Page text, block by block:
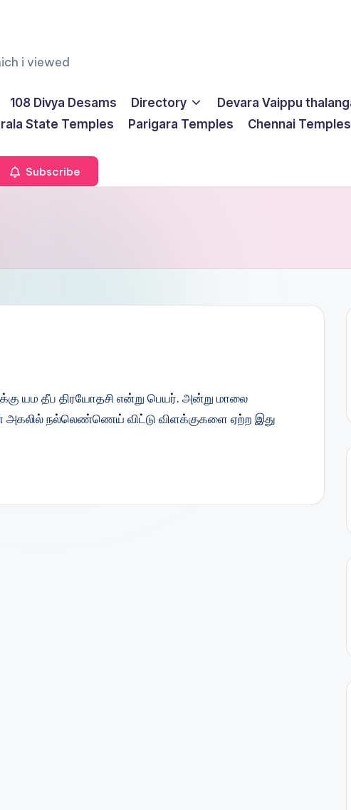
i viewed
108 Divya Desams Directory Devara Vaippu
State Temples Parigara Temples Chennai Temples
Subscribe
யம தீப திரயோதசி என்று பெயர். அன்று மாலை
அகலில் நல்லெண்ணெய் விட்டு விளக்குகளை ஏற்ற இது